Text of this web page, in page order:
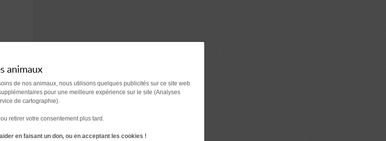
animaux
de nos animaux, nous utilisons quelques publicités sur ce site web
pour une meilleure expérience sur le site (Analyses
de cartographie).
retirer votre consentement plus tard.
en faisant un don, ou en acceptant les cookies !